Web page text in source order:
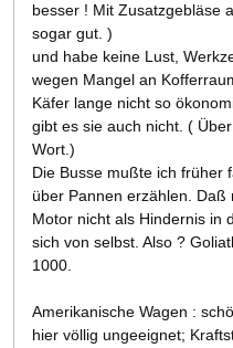
besser ! Mit Zusatzgebläse
sogar gut. )
und habe keine Lust,
wegen Mangel an
Käfer lange nicht so
gibt es sie auch nicht. (
Wort.)
Die Busse mußte ich früher
über Pannen erzählen.
Motor nicht als Hindernis in
sich von selbst. Also ?
1000.
Amerikanische Wagen :
hier völlig ungeeignet;